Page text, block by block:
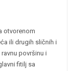
otvorenom
ili drugih sličnih i
površinu i
fitilj sa